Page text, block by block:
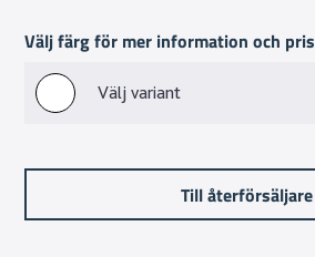
Välj färg för mer information och pris
Välj variant
Till återförsäljare